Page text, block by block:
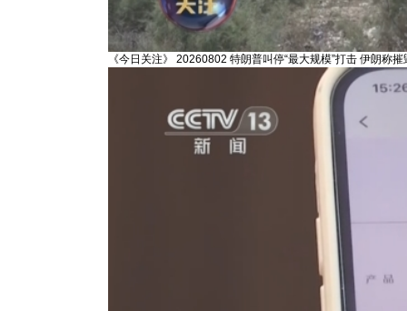
《今日关注》 20260802 特朗普叫停“最大规模”打击 伊朗称